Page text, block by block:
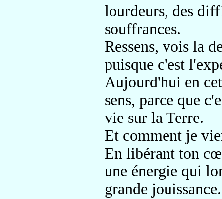
lourdeurs, des
souffrances.
Ressens, vois la
puisque c'est
Aujourd'hui en
sens, parce que
vie sur la Terre.
Et comment je
En libérant ton
une énergie qui
grande jouissance.